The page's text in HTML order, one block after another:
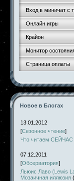
Вход в миничат с
Онлайн игры
Крайон
Монитор
Страница оплаты
Новое в Блогах
13.01.2012
[Сезонное чтение]
Что читаем СЕЙЧАС
07.12.2011
[Обсерватория]
Льюис Лаво (Lewis
Мозаичная иллюзия (